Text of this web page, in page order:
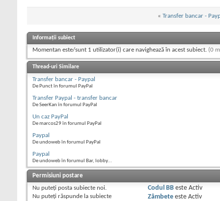
« Transfer bancar -
Informații subiect
Momentan este/sunt 1 utilizator(i) care navighează în acest subiect. (0
Thread-uri Similare
Transfer bancar - Paypal
De Punct în forumul PayPal
Transfer Paypal - transfer bancar
De SeerKan în forumul PayPal
Un caz PayPal
De marcos29 în forumul PayPal
Paypal
De undoweb în forumul PayPal
Paypal
De undoweb în forumul Bar, lobby...
Permisiuni postare
Nu puteţi posta subiecte noi.
Nu puteţi răspunde la subiecte
Codul BBeste Activ
Zâmbeteeste Activ